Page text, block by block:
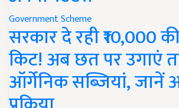
Government Scheme
सरकार दे रही ₹10,000
किट! अब छत पर उगाएं
ऑर्गेनिक सब्जियां,